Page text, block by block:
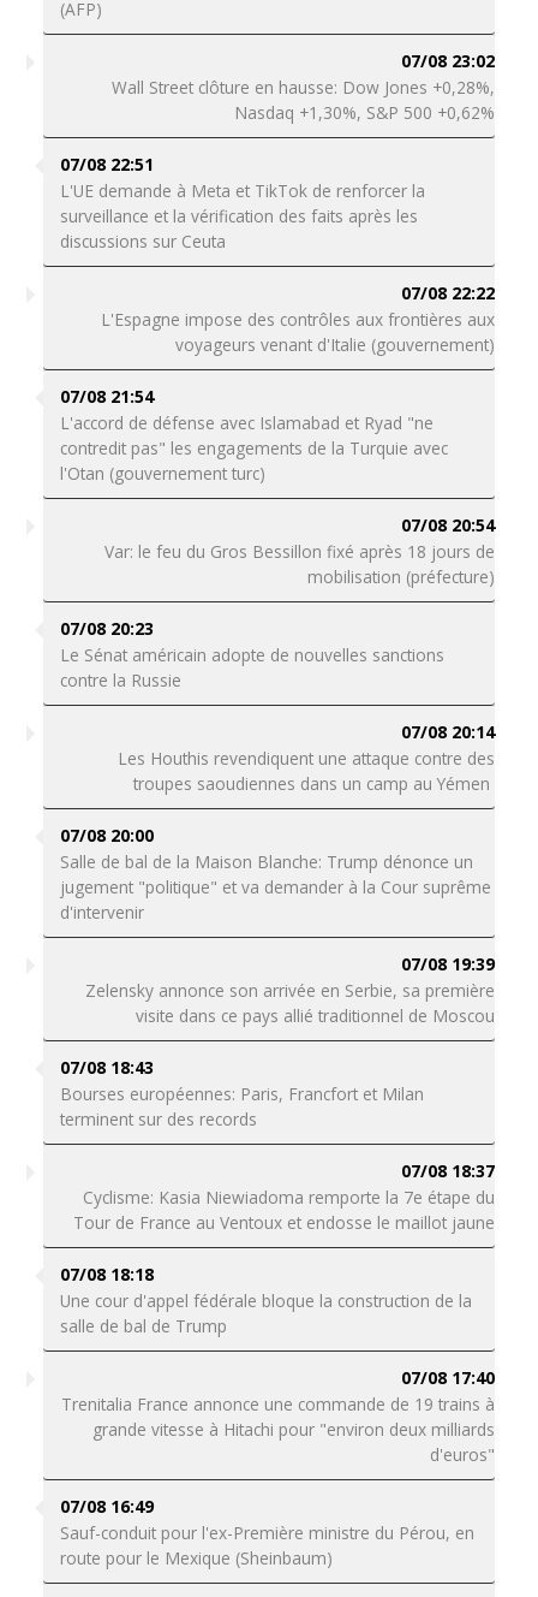
(AFP)
07/08 23:02
Wall Street clôture en hausse: Dow Jones +0,28%,
Nasdaq +1,30%, S&P 500 +0,62%
07/08 22:51
L'UE demande à Meta et TikTok de renforcer la
surveillance et la vérification des faits après les
discussions sur Ceuta
07/08 22:22
L'Espagne impose des contrôles aux frontières aux
voyageurs venant d'Italie (gouvernement)
07/08 21:54
L'accord de défense avec Islamabad et Ryad "ne
contredit pas" les engagements de la Turquie avec
l'Otan (gouvernement turc)
07/08 20:54
Var: le feu du Gros Bessillon fixé après 18 jours de
mobilisation (préfecture)
07/08 20:23
Le Sénat américain adopte de nouvelles sanctions
contre la Russie
07/08 20:14
Les Houthis revendiquent une attaque contre des
troupes saoudiennes dans un camp au Yémen
07/08 20:00
Salle de bal de la Maison Blanche: Trump dénonce un
jugement "politique" et va demander à la Cour suprême
d'intervenir
07/08 19:39
Zelensky annonce son arrivée en Serbie, sa première
visite dans ce pays allié traditionnel de Moscou
07/08 18:43
Bourses européennes: Paris, Francfort et Milan
terminent sur des records
07/08 18:37
Cyclisme: Kasia Niewiadoma remporte la 7e étape du
Tour de France au Ventoux et endosse le maillot jaune
07/08 18:18
Une cour d'appel fédérale bloque la construction de la
salle de bal de Trump
07/08 17:40
Trenitalia France annonce une commande de 19 trains à
grande vitesse à Hitachi pour "environ deux milliards
d'euros"
07/08 16:49
Sauf-conduit pour l'ex-Première ministre du Pérou, en
route pour le Mexique (Sheinbaum)